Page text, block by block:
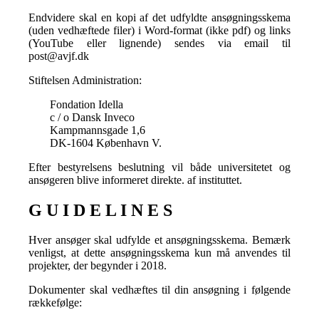
Endvidere skal en kopi af det udfyldte ansøgningsskema
(uden vedhæftede filer) i Word-format (ikke pdf) og links
(YouTube eller lignende) sendes via email til
post@avjf.dk
Stiftelsen Administration:
Fondation Idella
c / o Dansk Inveco
Kampmannsgade 1,6
DK-1604 København V.
Efter bestyrelsens beslutning vil både universitetet og
ansøgeren blive informeret direkte. af instituttet.
G U I D E L I N E S
Hver ansøger skal udfylde et ansøgningsskema. Bemærk
venligst, at dette ansøgningsskema kun må anvendes til
projekter, der begynder i 2018.
Dokumenter skal vedhæftes til din ansøgning i følgende
rækkefølge: